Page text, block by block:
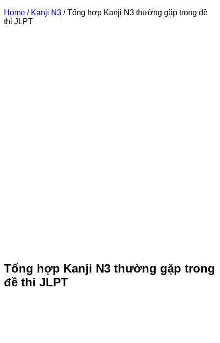
Home / Kanji N3 / Tổng hợp Kanji N3 thường gặp trong đề
thi JLPT
Tổng hợp Kanji N3 thường gặp trong
đề thi JLPT